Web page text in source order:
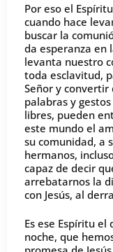
Por eso el
cuando hace
buscar la
da esperanza en
levanta nuestro
toda esclavitud,
Señor y convertir
palabras y
libres, pueden
este mundo el
su comunidad, a
hermanos,
capaz de decir
arrebatarnos la
con Jesús, al
Es ese Espíritu
noche, que